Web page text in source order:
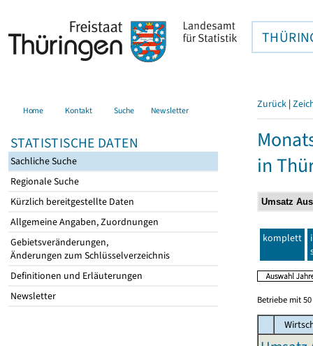
Home Kontakt Suche Newsletter
STATISTISCHE DATEN
Sachliche Suche
Regionale Suche
Kürzlich bereitgestellte Daten
Allgemeine Angaben, Zuordnungen
Gebietsveränderungen,
Änderungen zum Schlüsselverzeichnis
Definitionen und Erläuterungen
Newsletter
Zurück |
in
komplett
Betriebe mit